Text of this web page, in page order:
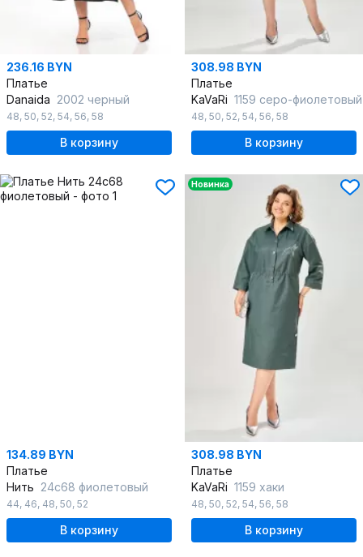
236.16 BYN
Платье
Danaida 2002 черный
48, 50, 52, 54, 56, 58
В корзину
308.98 BYN
Платье
KaVaRi 1159 серо-фиолетовый
48, 50, 52, 54, 56, 58
В корзину
134.89 BYN
Платье
Нить 24с68 фиолетовый
44, 46, 48, 50, 52
В корзину
Новинка
308.98 BYN
Платье
KaVaRi 1159 хаки
48, 50, 52, 54, 56, 58
В корзину